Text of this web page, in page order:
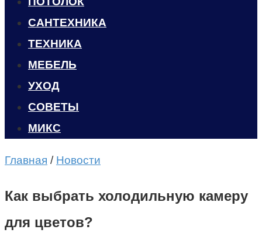
САНТЕХНИКА
ТЕХНИКА
МЕБЕЛЬ
УХОД
CОВЕТЫ
МИКС
Главная / Новости
Как выбрать холодильную камеру
для цветов?